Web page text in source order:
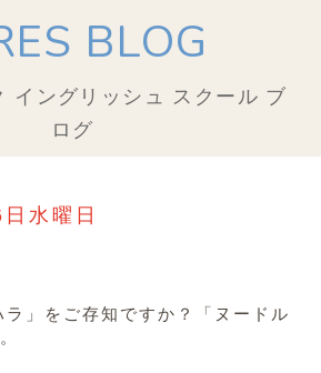
BLOG
イングリッシュ スクール ブ
ログ
水曜日
ラ」をご存知ですか？「ヌードル